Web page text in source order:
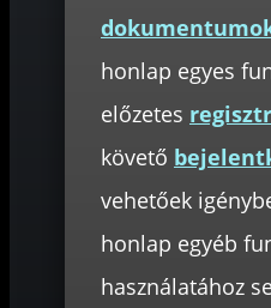
honlap egyes
előzetes
követő
vehetőek
honlap egyéb
használatához